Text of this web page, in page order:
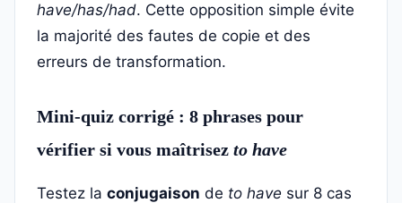
have/has/had. Cette opposition simple évite
la majorité des fautes de copie et des
erreurs de transformation.
Mini-quiz corrigé : 8 phrases pour
vérifier si vous maîtrisez to have
Testez la conjugaison de to have sur 8 cas